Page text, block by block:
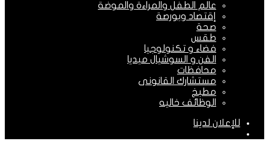
عالم الطفل والمراءة والموضة
إقتصاد وبورصة
صحة
طقس
فضاء و تكنولوجيا
الفن و السوشيال ميديا
محافظات
مستشارك القانونى
مطبخ
الوظائف خاليه
للإعلان لدينا